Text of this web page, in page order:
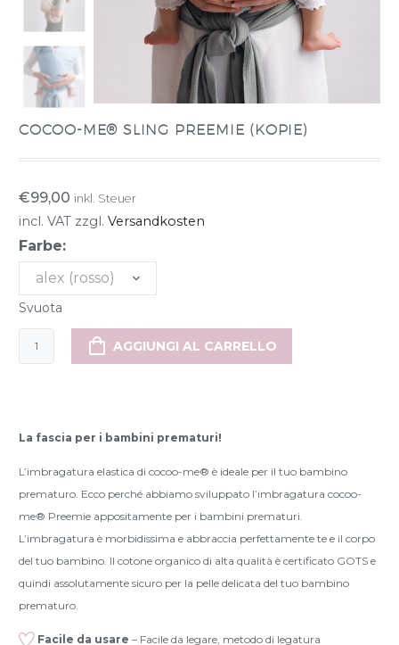
COCOO-ME® SLING PREEMIE (KOPIE)
€99,00 inkl. Steuer
incl. VAT zzgl. Versandkosten
Farbe:
alex (rosso)
Svuota
cocoo-
me®
(Kopie)
AGGIUNGI AL CARRELLO
La fascia per i bambini prematuri!
L’imbragatura elastica di cocoo-me® è ideale per il tuo bambino
prematuro. Ecco perché abbiamo sviluppato l’imbragatura cocoo-
me® Preemie appositamente per i bambini prematuri.
L’imbragatura è morbidissima e abbraccia perfettamente te e il corpo
del tuo bambino. Il cotone organico di alta qualità è certificato GOTS e
quindi assolutamente sicuro per la pelle delicata del tuo bambino
prematuro.
Facile da usare – Facile da legare, metodo di legatura